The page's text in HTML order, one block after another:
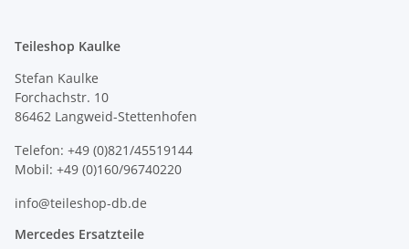
Teileshop Kaulke
Stefan Kaulke
Forchachstr. 10
86462 Langweid-Stettenhofen
Telefon: +49 (0)821/45519144
Mobil: +49 (0)160/96740220
info@teileshop-db.de
Mercedes Ersatzteile